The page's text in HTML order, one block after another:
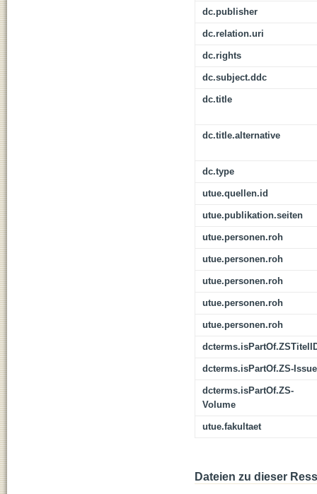
dc.publisher
dc.relation.uri
dc.rights
dc.subject.ddc
dc.title
dc.title.alternative
dc.type
utue.quellen.id
utue.publikation.seiten
utue.personen.roh
utue.personen.roh
utue.personen.roh
utue.personen.roh
utue.personen.roh
dcterms.isPartOf.ZS-Issue
dcterms.isPartOf.ZS-
Volume
utue.fakultaet
Dateien zu dieser